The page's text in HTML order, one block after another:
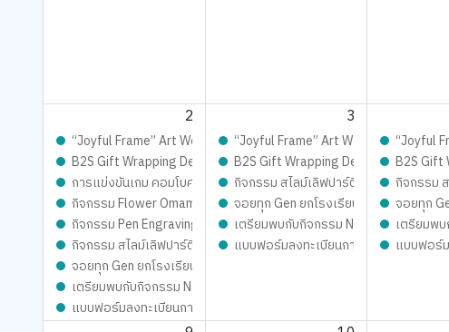
2 3
“Joyful Frame” Art Workshop ดีไซน์เฟรมการ์ด ชิ้นเดียวในโลก เติมเต็
“Joyful Frame” Art Workshop ดีไซน์เ
“Joyful
B2S Gift Wrapping Design contest 2026 LIVE Playful: ส่งมอบความสุ
B2S Gift Wrapping Design contest
B2S Gift
การแข่งขันเกม คอมโบคนปราสาท SiamBoard Games Cafe ประจำเดือ
กิจกรรม สไลม์เลิฟปาร์ตี้ ปั้นสนุกสุดมุ้งมิ้ง -
กิจกรรม
กิจกรรม Flower Omamori Craft – ทำเครื่องรางแทนใจ
จอยทุก Gen ยกโรงเรียน จอยทุก
กิจกรรม Pen Engraving – แกะสลักปากกาในแบบคุณ
เตรียมพบกับกิจกรรม New Trainerเตรียมพบ
กิจกรรม สไลม์เลิฟปาร์ตี้ ปั้นสนุกสุดมุ้งมิ้ง - Magical SLIME LOVE
แบบฟอร์มลงทะเบียนการแข่งขัน Siam
แบบฟอร์
จอยทุก Gen ยกโรงเรียน
เตรียมพบกับกิจกรรม New Trainer Journey On Tour !!
แบบฟอร์มลงทะเบียนการแข่งขัน Siam Board Games Cafe ประจำเดือน